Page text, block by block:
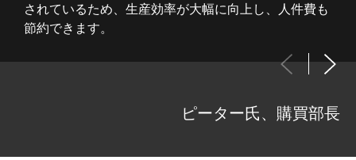
されているため、生産効率が大幅に向上し、人件費も
節約できます。
ピーター氏、購買部長